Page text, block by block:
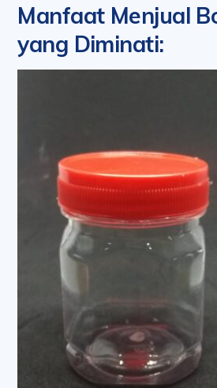
Manfaat Menjual
yang Diminati: